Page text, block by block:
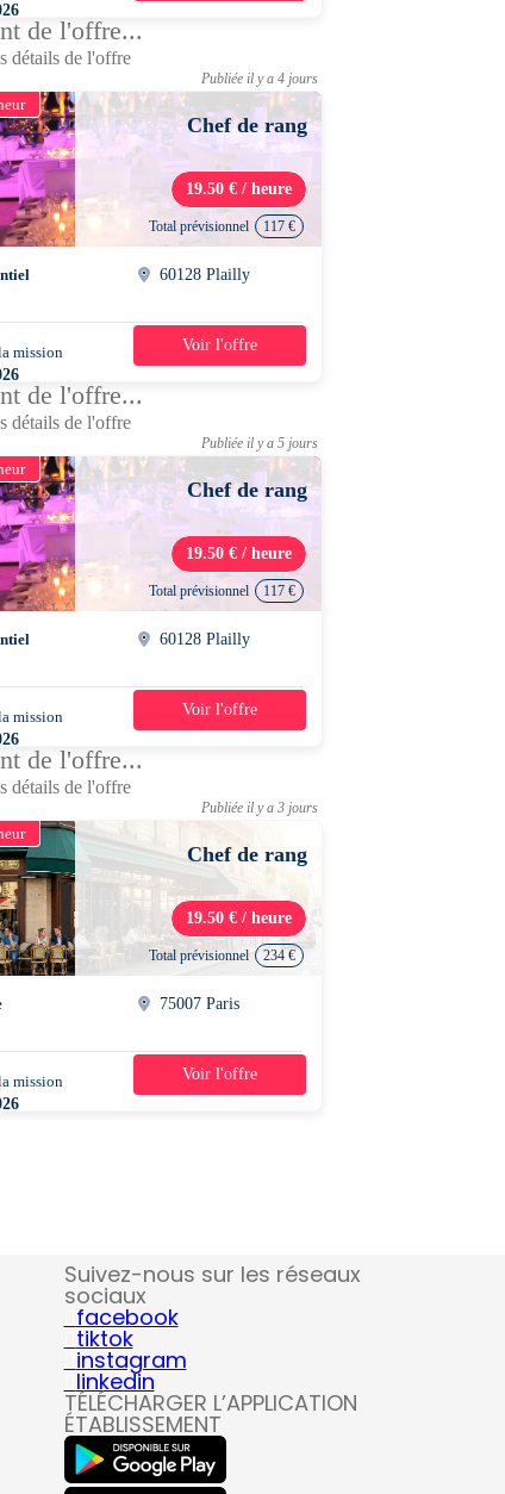
de l'offre...
détails de l'offre
Publiée il y a 4 jours
Chef de rang
19.50 € / heure
Total prévisionnel 117 €
60128 Plailly
mission
1 jour
Voir l'offre
de l'offre...
détails de l'offre
Publiée il y a 5 jours
Chef de rang
19.50 € / heure
Total prévisionnel 117 €
60128 Plailly
mission
1 jour
Voir l'offre
de l'offre...
détails de l'offre
Publiée il y a 3 jours
Chef de rang
19.50 € / heure
Total prévisionnel 234 €
75007 Paris
mission
2 jours
Voir l'offre
Suivez-nous sur les réseaux
sociaux
facebook
tiktok
instagram
linkedin
TÉLÉCHARGER L’APPLICATION
ÉTABLISSEMENT